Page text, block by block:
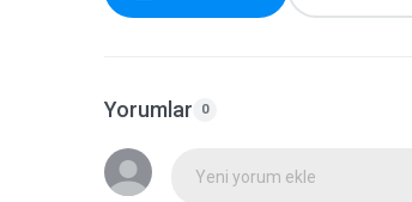
Yorumlar 0
Yeni yorum ekle